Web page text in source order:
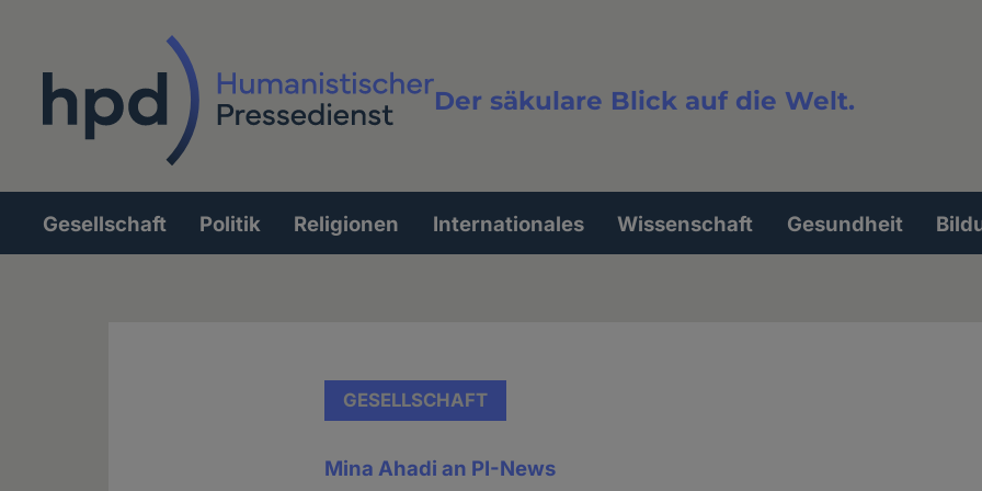
Der säkulare Blick auf die Welt.
Volltextsuche
Hauptnavigation
Gesellschaft Politik Religionen Internationales Wissenschaft Gesundheit
GESELLSCHAFT
Mina Ahadi an PI-News